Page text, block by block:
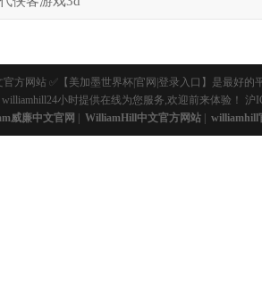
官方网站 ✅【美加墨世界杯|官网|登录入口】是最好
小时提供在线为您服务,欢迎前来体验！ 沪
威廉中文官网 WilliamHill中文官方网站| williamhill